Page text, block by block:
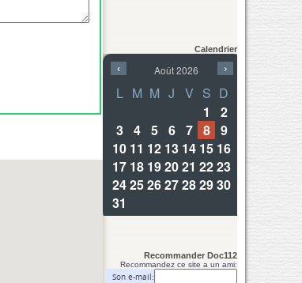
Calendrier
Recommander Doc112
Recommandez ce site a un ami:
Son e-mail: